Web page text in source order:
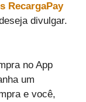
RecargaPay
divulgar.
no App
um
e você,